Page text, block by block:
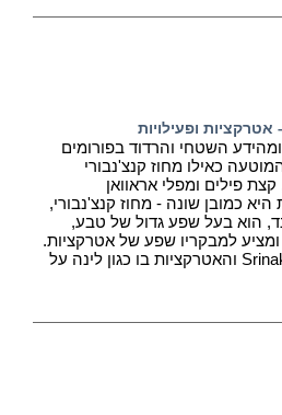
השטחי והרדוד בפורומים
כאילו מחוז קנצ'נבורי
פילים ומפלי אראוואן
כמובן שונה - מחוז קנצ'נבורי,
הוא בעל שפע גדול של טבע,
למבקריו שפע של אטרקציות.
בכתבה הזו נעסוק באגם Srinakarin והאטרקציות בו כגון לינה על